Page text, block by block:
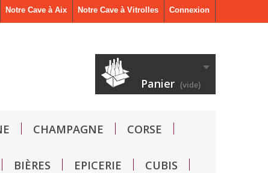
Connexion
Notre Cave à Vitrolles
Notre Cave à Aix
Panier (vide)
CHAMPAGNE CORSE
BIÈRES EPICERIE CUBIS